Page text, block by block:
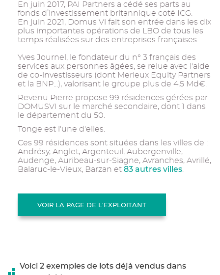
En juin 2017, PAI Partners a cédé ses parts au
fonds d’investissement britannique coté ICG.
En juin 2021, Domus Vi fait son entrée dans les dix
plus importantes opérations de LBO de tous les
temps réalisées sur des entreprises françaises.
Yves Journel, le fondateur du n° 3 français des
services aux personnes âgées, se relue avec l'aide
de co-investisseurs (dont Merieux Equity Partners
et la BNP...), valorisant le groupe plus de 4,5 Md€.
Revenu Pierre propose 99 résidences gérées par
DOMUSVI sur le marché secondaire, dont 1 dans
le département du 50.
Tonge est l'une d'elles.
Ces 99 résidences sont situées dans les villes de :
Andrésy, Anglet, Argenteuil, Aubergenville,
Audenge, Auribeau-sur-Siagne, Avranches, Avrillé,
Balaruc-le-Vieux, Barzan et 83 autres villes.
VOIR LA PAGE DE L'EXPLOITANT
Voici 2 exemples de lots déjà vendus dans